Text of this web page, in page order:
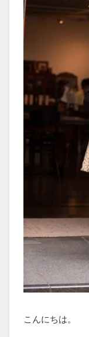
こんにちは。